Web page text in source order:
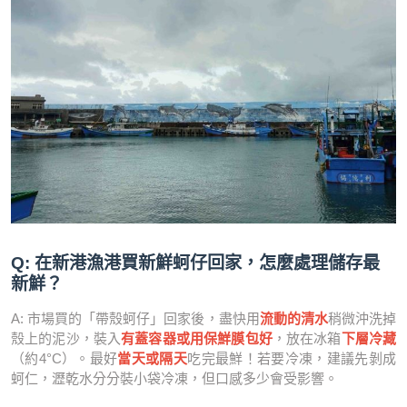
Q: 在新港漁港買新鮮蚵仔回家，怎麼處理儲存最
新鮮？
A: 市場買的「帶殼蚵仔」回家後，盡快用流動的清水稍微沖洗掉
殼上的泥沙，裝入有蓋容器或用保鮮膜包好，放在冰箱下層冷藏
（約4°C）。最好當天或隔天吃完最鮮！若要冷凍，建議先剝成
蚵仁，瀝乾水分分裝小袋冷凍，但口感多少會受影響。